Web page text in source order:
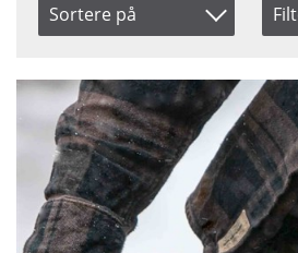
Sortere på
Inkl. Moms